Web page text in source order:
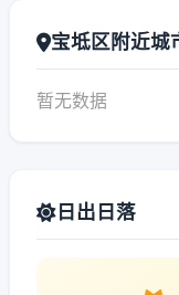
宝坻区附近城
暂无数据
日出日落